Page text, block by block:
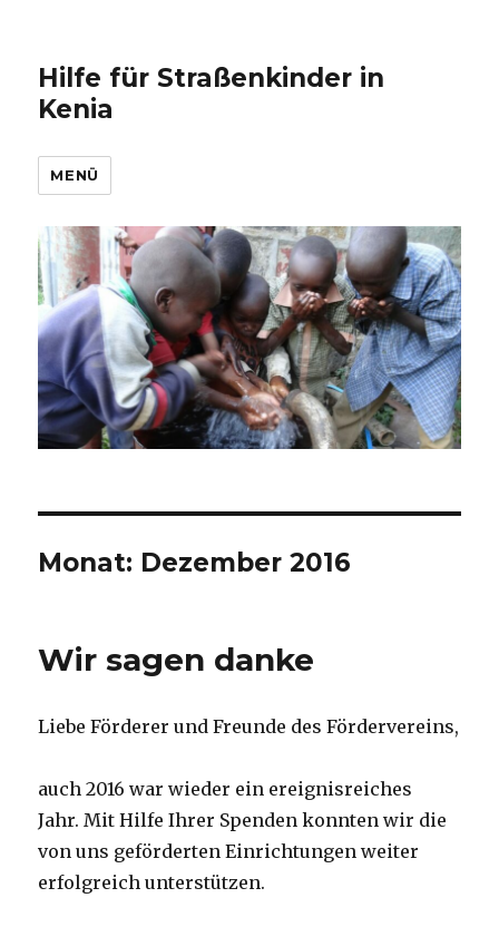
Hilfe für Straßenkinder in
Kenia
MENÜ
Monat: Dezember 2016
Wir sagen danke
Liebe Förderer und Freunde des Fördervereins,
auch 2016 war wieder ein ereignisreiches
Jahr. Mit Hilfe Ihrer Spenden konnten wir die
von uns geförderten Einrichtungen weiter
erfolgreich unterstützen.